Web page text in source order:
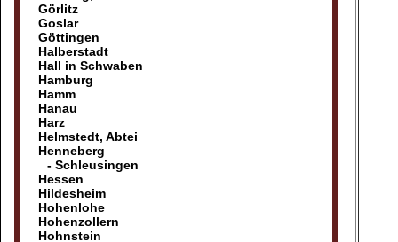
Görlitz
Goslar
Göttingen
Halberstadt
Hall in Schwaben
Hamburg
Hamm
Hanau
Harz
Helmstedt, Abtei
Henneberg
- Schleusingen
Hessen
Hildesheim
Hohenlohe
Hohenzollern
Hohnstein